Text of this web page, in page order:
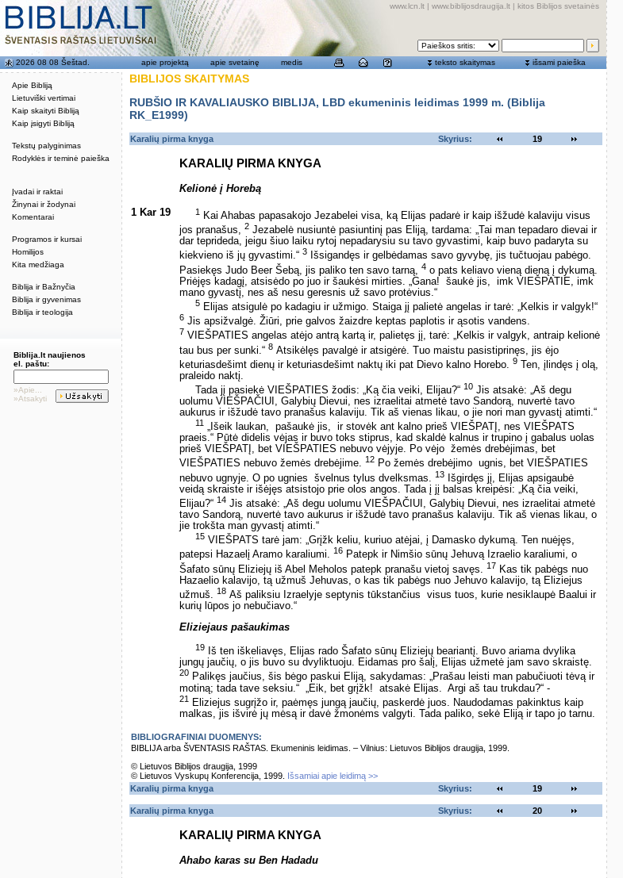
Apie Bibliją
Lietuviški vertimai
Kaip skaityti Bibliją
Kaip įsigyti Bibliją
Tekstų palyginimas
Rodyklės ir teminė paieška
Įvadai ir raktai
Žinynai ir žodynai
Komentarai
Programos ir kursai
Homilijos
Kita medžiaga
Biblija ir Bažnyčia
Biblija ir gyvenimas
Biblija ir teologija
www.lcn.lt | www.biblijosdraugija.lt | kitos Biblijos svetainės
2026 08 08 Šeštad. apie projektą apie svetainę medis teksto skaitymas išsami paieška
Biblija.lt naujienos
el. paštu:
»Apie...
»Atsakyti
BIBLIJOS SKAITYMAS
RUBŠIO IR KAVALIAUSKO BIBLIJA, LBD ekumeninis leidimas 1999 m. (Biblija
RK_E1999)
Karalių pirma knyga Skyrius: 19
KARALIŲ PIRMA KNYGA
Kelionė į Horebą
1 Kar 19 1
Kai Ahabas papasakojo Jezabelei visa, ką Elijas padarė ir kaip išžudė kalaviju visus
jos pranašus, 2 Jezabelė nusiuntė pasiuntinį pas Eliją, tardama: „Tai man tepadaro dievai ir
dar teprideda, jeigu šiuo laiku rytoj nepadarysiu su tavo gyvastimi, kaip buvo padaryta su
kiekvieno iš jų gyvastimi.“ 3 Išsigandęs ir gelbėdamas savo gyvybę, jis tučtuojau pabėgo.
Pasiekęs Judo Beer Šebą, jis paliko ten savo tarną, 4 o pats keliavo vieną dieną į dykumą.
Priėjęs kadagį, atsisėdo po juo ir šaukėsi mirties. „Gana! ­ šaukė jis, ­ imk VIEŠPATIE, imk
mano gyvastį, nes aš nesu geresnis už savo protėvius.“
5 Elijas atsigulė po kadagiu ir užmigo. Staiga jį palietė angelas ir tarė: „Kelkis ir valgyk!“
6 Jis apsižvalgė. Žiūri, prie galvos žaizdre keptas paplotis ir ąsotis vandens.
7 VIEŠPATIES angelas atėjo antrą kartą ir, palietęs jį, tarė: „Kelkis ir valgyk, antraip kelionė
tau bus per sunki.“ 8 Atsikėlęs pavalgė ir atsigėrė. Tuo maistu pasistiprinęs, jis ėjo
keturiasdešimt dienų ir keturiasdešimt naktų iki pat Dievo kalno Horebo. 9 Ten, įlindęs į olą,
praleido naktį.
Tada jį pasiekė VIEŠPATIES žodis: „Ką čia veiki, Elijau?“ 10 Jis atsakė: „Aš degu
uolumu VIEŠPAČIUI, Galybių Dievui, nes izraelitai atmetė tavo Sandorą, nuvertė tavo
aukurus ir išžudė tavo pranašus kalaviju. Tik aš vienas likau, o jie nori man gyvastį atimti.“
11 „Išeik laukan, ­ pašaukė jis, ­ ir stovėk ant kalno prieš VIEŠPATĮ, nes VIEŠPATS
praeis.“ Pūtė didelis vėjas ir buvo toks stiprus, kad skaldė kalnus ir trupino į gabalus uolas
prieš VIEŠPATĮ, bet VIEŠPATIES nebuvo vėjyje. Po vėjo ­ žemės drebėjimas, bet
VIEŠPATIES nebuvo žemės drebėjime. 12 Po žemės drebėjimo ­ ugnis, bet VIEŠPATIES
nebuvo ugnyje. O po ugnies ­ švelnus tylus dvelksmas. 13 Išgirdęs jį, Elijas apsigaubė
veidą skraiste ir išėjęs atsistojo prie olos angos. Tada į jį balsas kreipėsi: „Ką čia veiki,
Elijau?“ 14 Jis atsakė: „Aš degu uolumu VIEŠPAČIUI, Galybių Dievui, nes izraelitai atmetė
tavo Sandorą, nuvertė tavo aukurus ir išžudė tavo pranašus kalaviju. Tik aš vienas likau, o
jie trokšta man gyvastį atimti.“
15 VIEŠPATS tarė jam: „Grįžk keliu, kuriuo atėjai, į Damasko dykumą. Ten nuėjęs,
patepsi Hazaelį Aramo karaliumi. 16 Patepk ir Nimšio sūnų Jehuvą Izraelio karaliumi, o
Šafato sūnų Eliziejų iš Abel Meholos patepk pranašu vietoj savęs.
17 Kas tik pabėgs nuo
Hazaelio kalavijo, tą užmuš Jehuvas, o kas tik pabėgs nuo Jehuvo kalavijo, tą Eliziejus
užmuš. 18 Aš paliksiu Izraelyje septynis tūkstančius ­ visus tuos, kurie nesiklaupė Baalui ir
kurių lūpos jo nebučiavo.“
Eliziejaus pašaukimas
19 Iš ten iškeliavęs, Elijas rado Šafato sūnų Eliziejų beariantį. Buvo ariama dvylika
jungų jaučių, o jis buvo su dvyliktuoju. Eidamas pro šalį, Elijas užmetė jam savo skraistę.
20 Palikęs jaučius, šis bėgo paskui Eliją, sakydamas: „Prašau leisti man pabučiuoti tėvą ir
motiną; tada tave seksiu.“ ­ „Eik, bet grįžk! ­ atsakė Elijas. ­ Argi aš tau trukdau?“ ­
21
Eliziejus sugrįžo ir, paėmęs jungą jaučių, paskerdė juos. Naudodamas pakinktus kaip
malkas, jis išvirė jų mėsą ir davė žmonėms valgyti. Tada paliko, sekė Eliją ir tapo jo tarnu.
BIBLIOGRAFINIAI DUOMENYS:
BIBLIJA arba ŠVENTASIS RAŠTAS. Ekumeninis leidimas. – Vilnius: Lietuvos Biblijos draugija, 1999.
© Lietuvos Biblijos draugija, 1999
© Lietuvos Vyskupų Konferencija, 1999.
Išsamiai apie leidimą >>
Karalių pirma knyga
Skyrius: 19
Karalių pirma knyga Skyrius: 20
KARALIŲ PIRMA KNYGA
Ahabo karas su Ben Hadadu